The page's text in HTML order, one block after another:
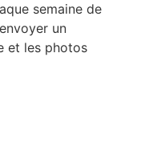
semaine de
un
et les photos